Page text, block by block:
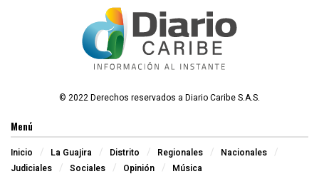
© 2022 Derechos reservados a Diario Caribe S.A.S.
Menú
Inicio La Guajira Distrito Regionales
Nacionales
Judiciales
Sociales Opinión Música